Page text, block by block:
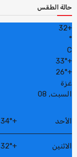
حالة الطقس
+
32
°
C
+
33°
+
26°
غزة
السبت, 08
الأحد +
34°
الاثنين +
32°